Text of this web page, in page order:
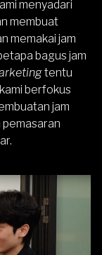
menyadari
membuat
memakai jam
bagus jam
tentu
berfokus
jam
pemasaran